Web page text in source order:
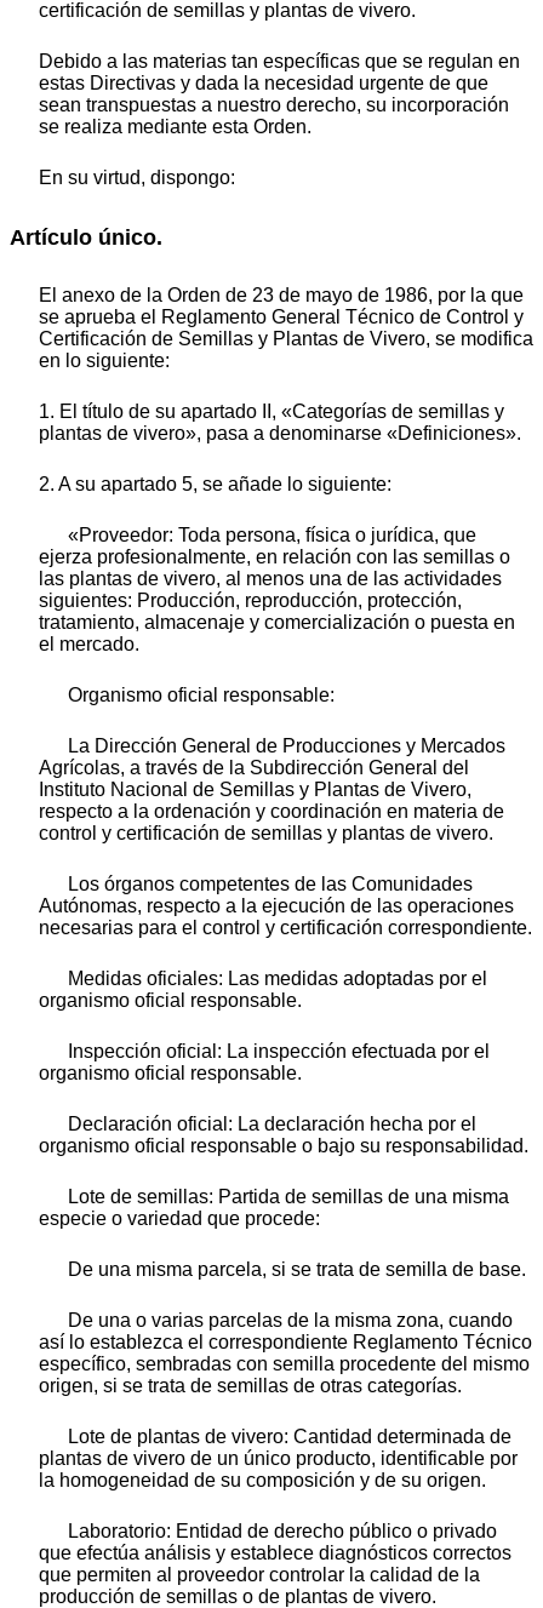
certificación de semillas y plantas de vivero.
Debido a las materias tan específicas que se regulan en
estas Directivas y dada la necesidad urgente de que
sean transpuestas a nuestro derecho, su incorporación
se realiza mediante esta Orden.
En su virtud, dispongo:
Artículo único.
El anexo de la Orden de 23 de mayo de 1986, por la que
se aprueba el Reglamento General Técnico de Control y
Certificación de Semillas y Plantas de Vivero, se modifica
en lo siguiente:
1. El título de su apartado II, «Categorías de semillas y
plantas de vivero», pasa a denominarse «Definiciones».
2. A su apartado 5, se añade lo siguiente:
«Proveedor: Toda persona, física o jurídica, que
ejerza profesionalmente, en relación con las semillas o
las plantas de vivero, al menos una de las actividades
siguientes: Producción, reproducción, protección,
tratamiento, almacenaje y comercialización o puesta en
el mercado.
Organismo oficial responsable:
La Dirección General de Producciones y Mercados
Agrícolas, a través de la Subdirección General del
Instituto Nacional de Semillas y Plantas de Vivero,
respecto a la ordenación y coordinación en materia de
control y certificación de semillas y plantas de vivero.
Los órganos competentes de las Comunidades
Autónomas, respecto a la ejecución de las operaciones
necesarias para el control y certificación correspondiente.
Medidas oficiales: Las medidas adoptadas por el
organismo oficial responsable.
Inspección oficial: La inspección efectuada por el
organismo oficial responsable.
Declaración oficial: La declaración hecha por el
organismo oficial responsable o bajo su responsabilidad.
Lote de semillas: Partida de semillas de una misma
especie o variedad que procede:
De una misma parcela, si se trata de semilla de base.
De una o varias parcelas de la misma zona, cuando
así lo establezca el correspondiente Reglamento Técnico
específico, sembradas con semilla procedente del mismo
origen, si se trata de semillas de otras categorías.
Lote de plantas de vivero: Cantidad determinada de
plantas de vivero de un único producto, identificable por
la homogeneidad de su composición y de su origen.
Laboratorio: Entidad de derecho público o privado
que efectúa análisis y establece diagnósticos correctos
que permiten al proveedor controlar la calidad de la
producción de semillas o de plantas de vivero.